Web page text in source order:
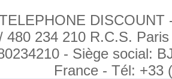
DISCOUNT
480 234 210 R.C.S.
- Siège social:
France - Tél: +33